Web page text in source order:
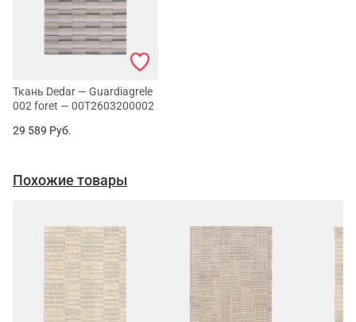
Ткань Dedar — Guardiagrele
002 foret — 00T2603200002
29 589 Руб.
Похожие товары